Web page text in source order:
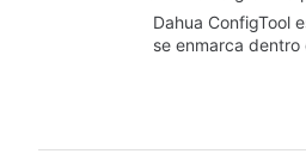
Dahua ConfigTool
se enmarca